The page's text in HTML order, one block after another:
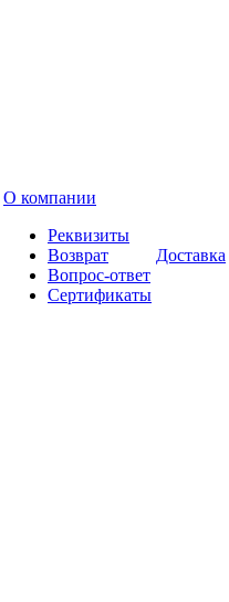
О компании
Реквизиты
Возврат
Вопрос-ответ
Сертификаты
Доставка